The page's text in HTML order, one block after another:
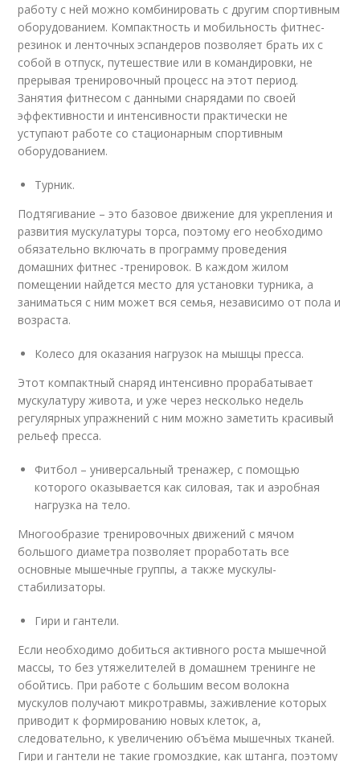
работу с ней можно комбинировать с другим спортивным
оборудованием. Компактность и мобильность фитнес-
резинок и ленточных эспандеров позволяет брать их с
собой в отпуск, путешествие или в командировки, не
прерывая тренировочный процесс на этот период.
Занятия фитнесом с данными снарядами по своей
эффективности и интенсивности практически не
уступают работе со стационарным спортивным
оборудованием.
Турник.
Подтягивание – это базовое движение для укрепления и
развития мускулатуры торса, поэтому его необходимо
обязательно включать в программу проведения
домашних фитнес -тренировок. В каждом жилом
помещении найдется место для установки турника, а
заниматься с ним может вся семья, независимо от пола и
возраста.
Колесо для оказания нагрузок на мышцы пресса.
Этот компактный снаряд интенсивно прорабатывает
мускулатуру живота, и уже через несколько недель
регулярных упражнений с ним можно заметить красивый
рельеф пресса.
Фитбол – универсальный тренажер, с помощью
которого оказывается как силовая, так и аэробная
нагрузка на тело.
Многообразие тренировочных движений с мячом
большого диаметра позволяет проработать все
основные мышечные группы, а также мускулы-
стабилизаторы.
Гири и гантели.
Если необходимо добиться активного роста мышечной
массы, то без утяжелителей в домашнем тренинге не
обойтись. При работе с большим весом волокна
мускулов получают микротравмы, заживление которых
приводит к формированию новых клеток, а,
следовательно, к увеличению объёма мышечных тканей.
Гири и гантели не такие громоздкие, как штанга, поэтому